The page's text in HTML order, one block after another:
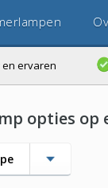
ervaren
opties op